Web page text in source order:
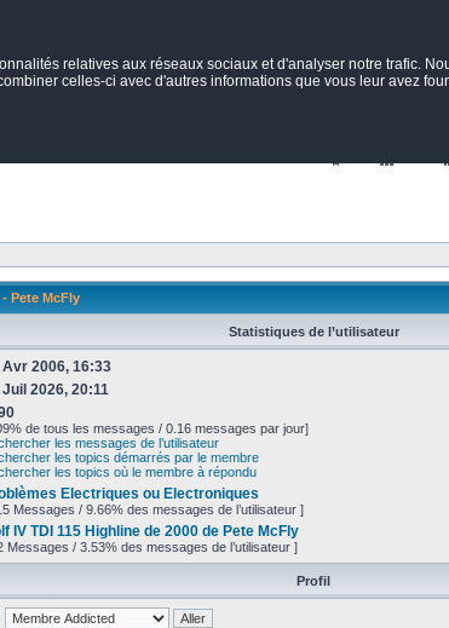
relatives aux réseaux sociaux et d'analyser notre trafic.
celles-ci avec d'autres informations que vous leur avez
Pete McFly
Statistiques de l’utilisateur
Avr 2006, 16:33
Juil 2026, 20:11
de tous les messages / 0.16 messages par jour]
les messages de l’utilisateur
les topics démarrés par le membre
les topics où le membre à répondu
Electriques ou Electroniques
Messages / 9.66% des messages de l’utilisateur ]
IV TDI 115 Highline de 2000 de Pete McFly
Messages / 3.53% des messages de l’utilisateur ]
Profil